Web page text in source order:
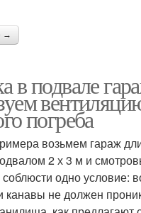
→
в подвале
погреба
возьмем гараж
2 х 3 м и
одно условие:
не должен